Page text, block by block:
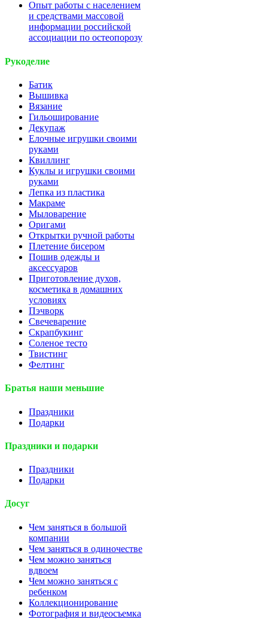
Опыт работы с населением
и средствами массовой
информации российской
ассоциации по остеопорозу
Рукоделие
Батик
Вышивка
Вязание
Гильоширование
Декупаж
Елочные игрушки своими
руками
Квиллинг
Куклы и игрушки своими
руками
Лепка из пластика
Макраме
Мыловарение
Оригами
Открытки ручной работы
Плетение бисером
Пошив одежды и
аксессуаров
Приготовление духов,
косметика в домашних
условиях
Пэчворк
Свечеварение
Скрапбукинг
Соленое тесто
Твистинг
Фелтинг
Братья наши меньшие
Праздники
Подарки
Праздники и подарки
Праздники
Подарки
Досуг
Чем заняться в большой
компании
Чем заняться в одиночестве
Чем можно заняться
вдвоем
Чем можно заняться с
ребенком
Коллекционирование
Фотография и видеосъемка